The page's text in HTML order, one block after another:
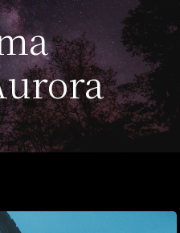
ハイパー縁側とは
ハイパー縁側@中津
ハイパー縁側@天満
ハイパー縁側@淀屋